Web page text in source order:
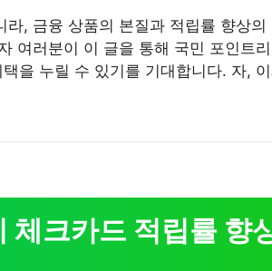
라, 금융 상품의 본질과 적립률 향상
여러분이 이 글을 통해 국민 포인트
을 누릴 수 있기를 기대합니다. 자,
체크카드 적립률 향